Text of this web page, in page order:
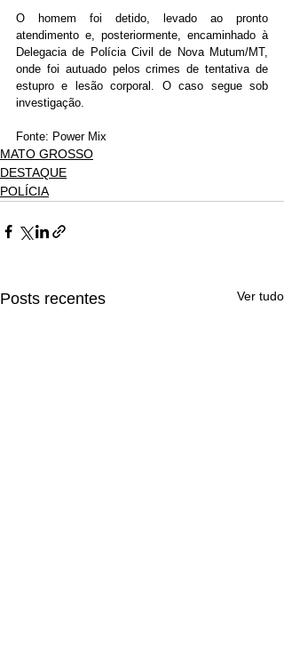
O homem foi detido, levado ao pronto
atendimento e, posteriormente, encaminhado à
Delegacia de Polícia Civil de Nova Mutum/MT,
onde foi autuado pelos crimes de tentativa de
estupro e lesão corporal. O caso segue sob
investigação.
Fonte: Power Mix
MATO GROSSO
DESTAQUE
POLÍCIA
Posts recentes Ver tudo